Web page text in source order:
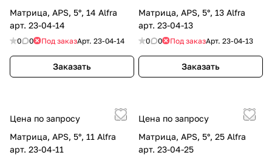
Матрица, APS, 5°, 14 Alfra
арт. 23-04-14
0 0 Под заказАрт. 23-04-14
Заказать
Матрица, APS, 5°, 13 Alfra
арт. 23-04-13
0 0 Под заказАрт. 23-04-13
Заказать
Цена по запросу
Матрица, APS, 5°, 11 Alfra
арт. 23-04-11
Цена по запросу
Матрица, APS, 5°, 25 Alfra
арт. 23-04-25